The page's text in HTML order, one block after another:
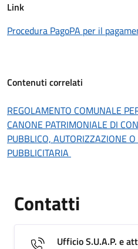
Link
Procedura PagoPA per il
Contenuti correlati
REGOLAMENTO COMUNALE
CANONE PATRIMONIALE DI
PUBBLICO, AUTORIZZAZIONE
PUBBLICITARIA
Contatti
Ufficio S.U.A.P. e